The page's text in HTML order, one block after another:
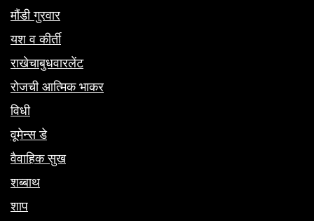
मौंडी गुरवार
यश व कीर्ती
राखेचाबुधवारलेंट
रोजची आत्मिक भाकर
विधी
वूमेन्स डे
वैवाहिक सुख
शब्बाथ
शाप